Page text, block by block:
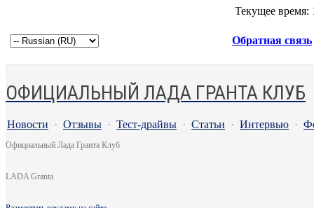
Текущее время:
Обратная связь
ОФИЦИАЛЬНЫЙ ЛАДА ГРАНТА КЛУБ
Новости · Отзывы · Тест-драйвы · Статьи · Интервью ·
Официальный Лада Гранта Клуб
LADA Granta